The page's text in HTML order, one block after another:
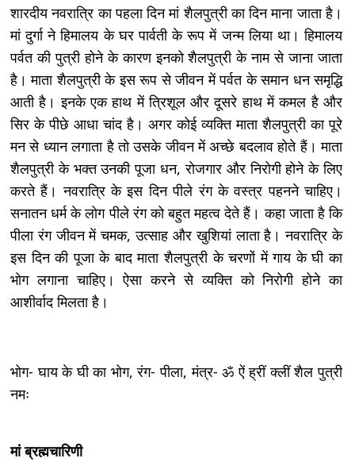
शारदीय नवरात्रि का पहला दिन मां शैलपुत्री का दिन माना जाता है।
मां दुर्गा ने हिमालय के घर पार्वती के रूप में जन्म लिया था। हिमालय
पर्वत की पुत्री होने के कारण इनको शैलपुत्री के नाम से जाना जाता
है। माता शैलपुत्री के इस रूप से जीवन में पर्वत के समान धन समृद्धि
आती है। इनके एक हाथ में त्रिशूल और दूसरे हाथ में कमल है और
सिर के पीछे आधा चांद है। अगर कोई व्यक्ति माता शैलपुत्री का पूरे
मन से ध्यान लगाता है तो उसके जीवन में अच्छे बदलाव होते हैं। माता
शैलपुत्री के भक्त उनकी पूजा धन, रोजगार और निरोगी होने के लिए
करते हैं। नवरात्रि के इस दिन पीले रंग के वस्त्र पहनने चाहिए।
सनातन धर्म के लोग पीले रंग को बहुत महत्व देते हैं। कहा जाता है कि
पीला रंग जीवन में चमक, उत्साह और खुशियां लाता है। नवरात्रि के
इस दिन की पूजा के बाद माता शैलपुत्री के चरणों में गाय के घी का
भोग लगाना चाहिए। ऐसा करने से व्यक्ति को निरोगी होने का
आशीर्वाद मिलता है।
भोग- घाय के घी का भोग, रंग- पीला, मंत्र- ॐ ऐं ह्रीं क्लीं शैल पुत्री
नमः
मां ब्रह्मचारिणी